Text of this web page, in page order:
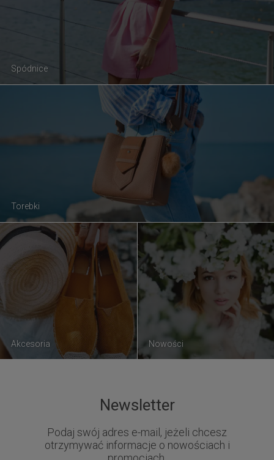
Spódnice
Torebki
Akcesoria Nowości
Newsletter
Podaj swój adres e-mail, jeżeli chcesz
otrzymywać informacje o nowościach i